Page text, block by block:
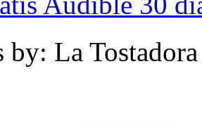
by: La Tostadora